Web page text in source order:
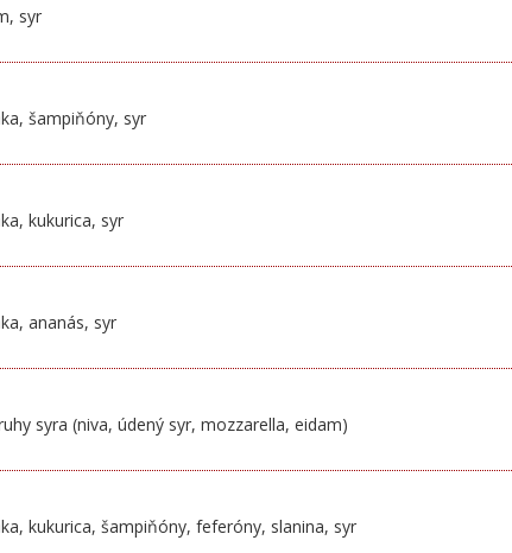
syr
šampiňóny, syr
kukurica, syr
ananás, syr
syra (niva, údený syr, mozzarella, eidam)
kukurica, šampiňóny, feferóny, slanina, syr